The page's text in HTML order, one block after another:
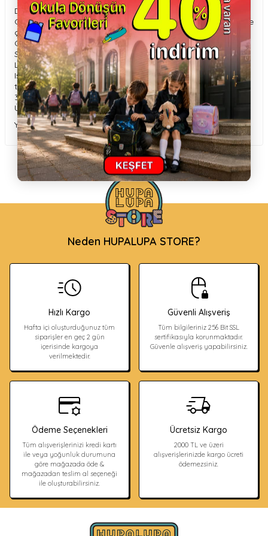
Driven çekici kamyonunun gerçek bir sürücüsü gibi hissedin.
Oyun sırasında özel ekipmanların çalışmalarını öğrenebilir ve
çok eğlenebilirsiniz.
Gerçekçi seslere sahiptir ve kabin kapıları açılır.
Sepeti kaldırmak ve indirmek için kolu çevirin.
LED farlara sahiptir.
Işığı yakmak, motoru ve bip sesini duymak için sadece
tavandaki düğmeye basın.
3 AG13 pil (1.5W) ürüne dahildir.
Ürün kutu ölçüleri: 23 x 10 x 10 cm
Yaş:4+
Neden HUPALUPA STORE?
Hızlı Kargo
Hafta içi oluşturduğunuz tüm
siparişler en geç 2 gün
içerisinde kargoya
verilmektedir.
Güvenli Alışveriş
Tüm bilgileriniz 256 Bit SSL
sertifikasıyla korunmaktadır.
Güvenle alışveriş yapabilirsiniz.
Ödeme Seçenekleri
Tüm alışverişlerinizi kredi kartı
ile veya yoğunluk durumuna
göre mağazada öde &
mağazadan teslim al seçeneği
ile oluşturabilirsiniz.
Ücretsiz Kargo
2000 TL ve üzeri
alışverişlerinizde kargo ücreti
ödemezsiniz.